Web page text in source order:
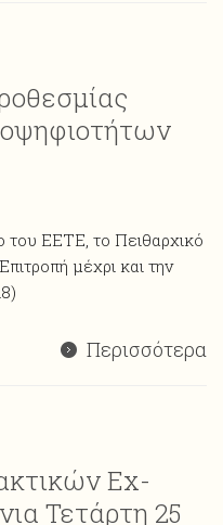
του ΕΕΤΕ, το Πειθαρχικό
μέχρι και την
Περισσότερα
Ex-
Τετάρτη 25